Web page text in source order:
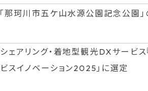
「那珂川市五ケ山水源公園記念公園」
シェアリング・着地型観光DXサービス
ビスイノベーション2025」に選定